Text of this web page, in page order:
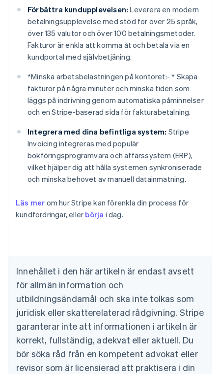
Förbättra kundupplevelsen: Leverera en modern
betalningsupplevelse med stöd för över 25 språk,
över 135 valutor och över 100 betalningsmetoder.
Fakturor är enkla att komma åt och betala via en
kundportal med självbetjäning.
*Minska arbetsbelastningen på kontoret:- * Skapa
fakturor på några minuter och minska tiden som
läggs på indrivning genom automatiska påminnelser
och en Stripe-baserad sida för fakturabetalning.
Integrera med dina befintliga system: Stripe
Invoicing integreras med populär
bokföringsprogramvara och affärssystem (ERP),
vilket hjälper dig att hålla systemen synkroniserade
och minska behovet av manuell datainmatning.
Läs mer om hur Stripe kan förenkla din process för
kundfordringar, eller börja i dag.
Innehållet i den här artikeln är endast avsett
för allmän information och
utbildningsändamål och ska inte tolkas som
juridisk eller skatterelaterad rådgivning. Stripe
garanterar inte att informationen i artikeln är
korrekt, fullständig, adekvat eller aktuell. Du
bör söka råd från en kompetent advokat eller
revisor som är licensierad att praktisera i din
Australien
Belgien
NederlandsFrançais Deutsch English
Brasilien
English
Danmark
English
Estland
English
简体中文English
Finland
English Svenska
Frankrike
FrançaisEnglish